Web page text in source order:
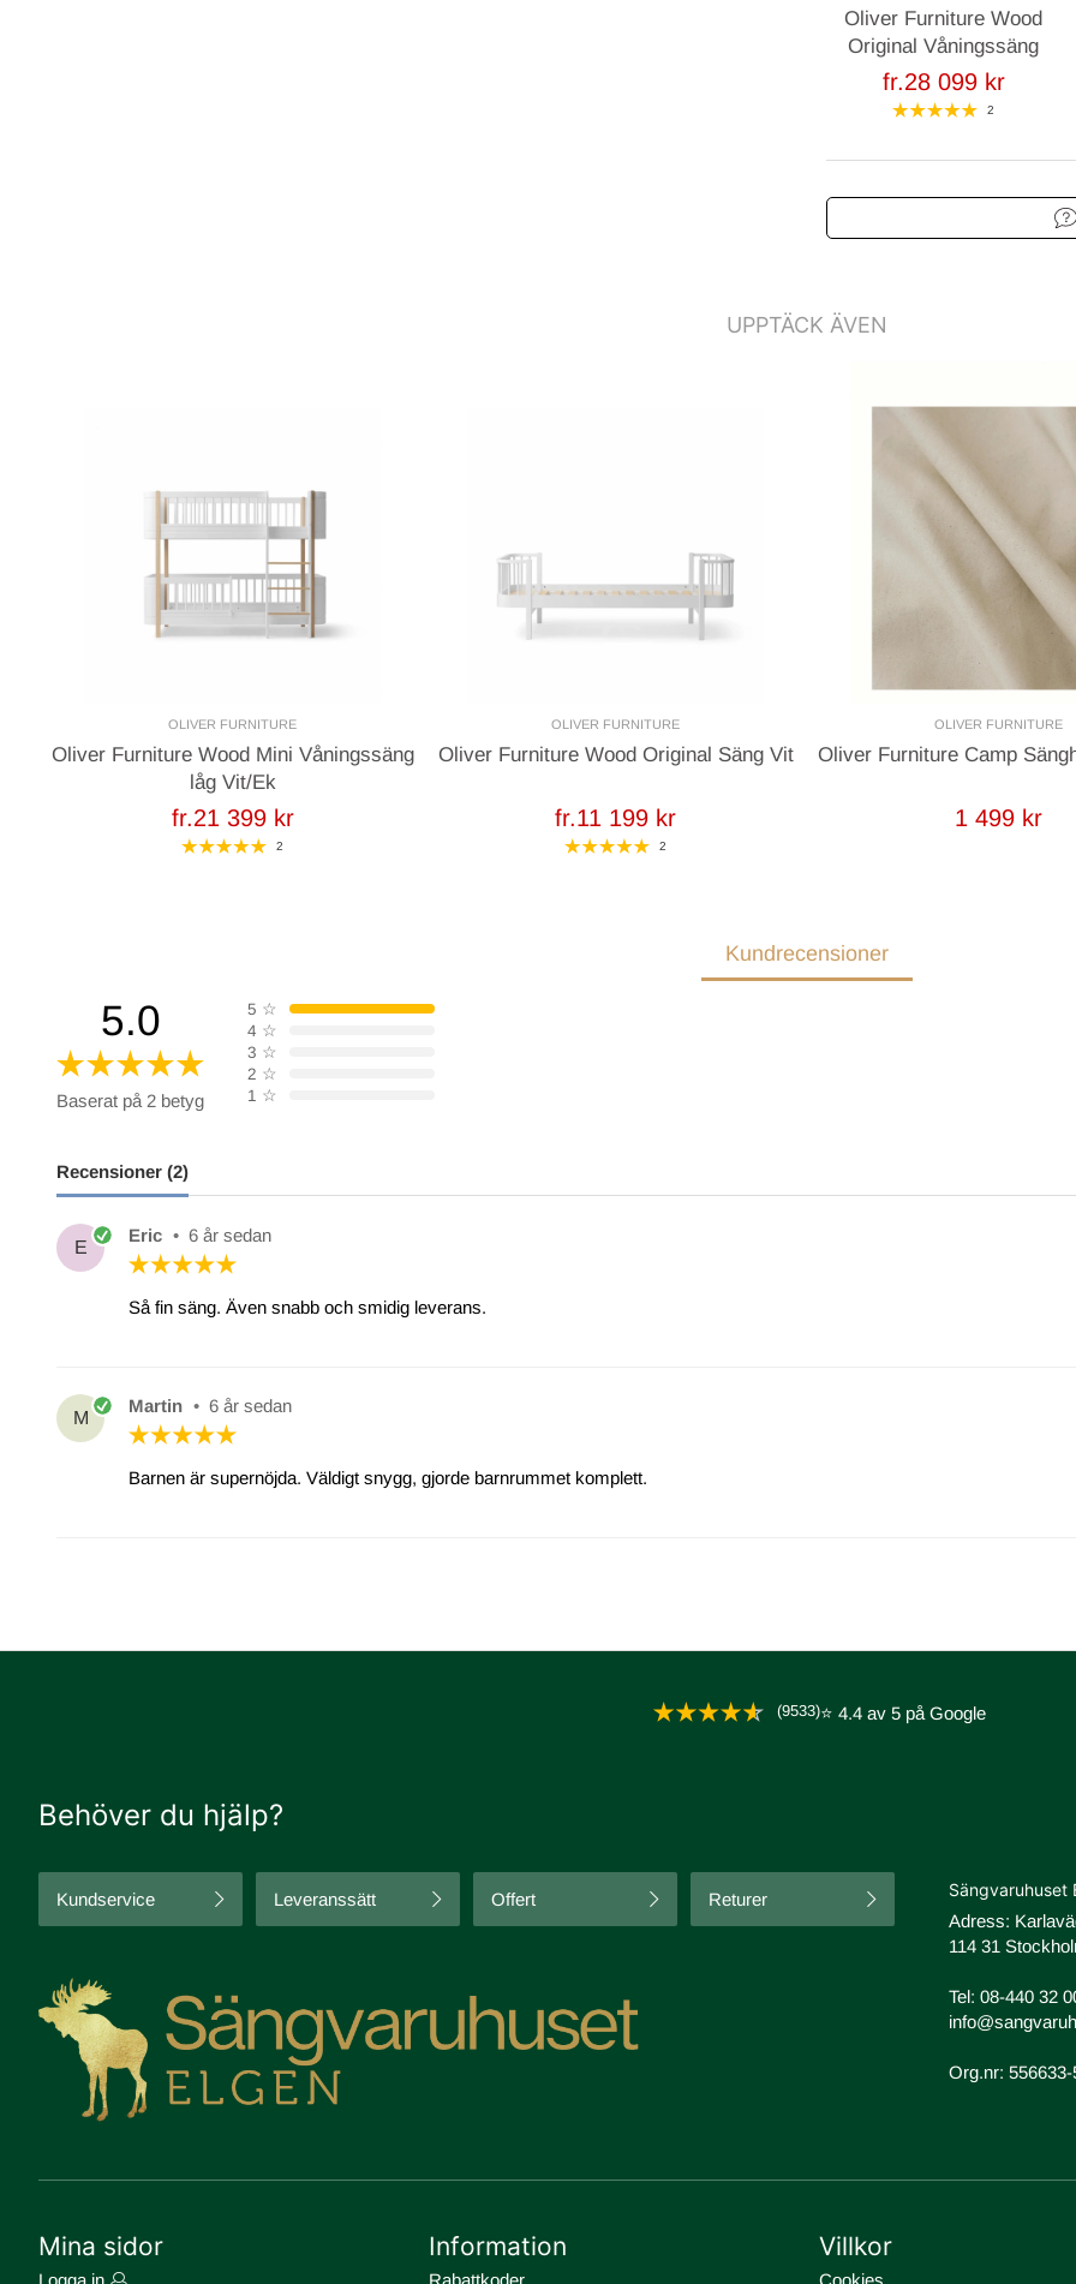
Oliver Furniture Wood
Original Våningssäng
Vit/Ek
fr.28 099 kr
2
UPPTÄCK ÄVEN
OLIVER FURNITURE
Oliver Furniture Wood Mini Våningssäng
låg Vit/Ek
fr.21 399 kr
2
OLIVER FURNITURE
Oliver Furniture Wood Original Säng Vit
fr.11 199 kr
2
OLIVER FURNITURE
Oliver Furniture Camp
1 499 kr
Kundrecensioner
5.0
Baserat på 2 betyg
5 ☆
4 ☆
3 ☆
2 ☆
1 ☆
Recensioner (2)
E
Eric • 6 år sedan
Så fin säng. Även snabb och smidig leverans.
M
Martin • 6 år sedan
Barnen är supernöjda. Väldigt snygg, gjorde barnrummet komplett.
(9533)⭐ 4.4 av 5 på Google
Behöver du hjälp?
Kundservice Leveranssätt Offert Returer
Sängvaruhuset
Adress:
114 31
Tel: 08-440 32
Org.nr: 556633-
Mina sidor Information Villkor